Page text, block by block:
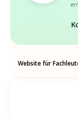
Website für